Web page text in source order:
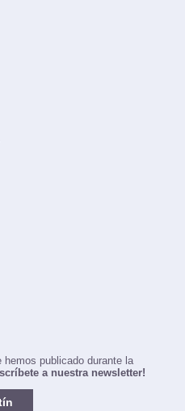
publicado durante la
a nuestra newsletter!